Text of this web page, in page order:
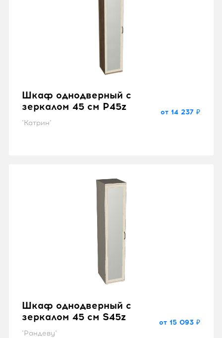
Шкаф однодверный с
зеркалом 45 см P45z
"Катрин"
от 14 237 ₽
Шкаф однодверный с
зеркалом 45 см S45z
"Рандеву"
от 15 093 ₽